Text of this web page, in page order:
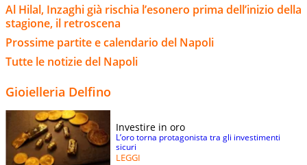
Al Hilal, Inzaghi già rischia l’esonero prima dell’inizio della
stagione, il retroscena
Prossime partite e calendario del Napoli
Tutte le notizie del Napoli
Gioielleria Delfino
Investire in oro
L’oro torna protagonista tra gli investimenti
sicuri
LEGGI